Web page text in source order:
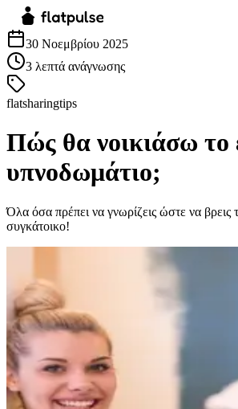
30 Νοεμβρίου 2025
3 λεπτά ανάγνωσης
flatsharingtips
Πώς θα νοικιάσω το
υπνοδωμάτιο;
Όλα όσα πρέπει να γνωρίζεις ώστε να βρεις
συγκάτοικο!